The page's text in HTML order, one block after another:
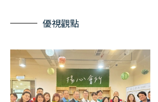
優視觀點